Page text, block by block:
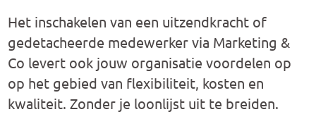
Het inschakelen van een uitzendkracht of
gedetacheerde medewerker via Marketing &
Co levert ook jouw organisatie voordelen op
op het gebied van flexibiliteit, kosten en
kwaliteit. Zonder je loonlijst uit te breiden.